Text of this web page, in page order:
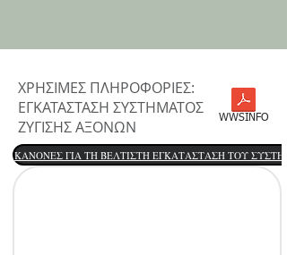
ΧΡΗΣΙΜΕΣ ΠΛΗΡΟΦΟΡΙΕΣ:
ΕΓΚΑΤΑΣΤΑΣΗ ΣΥΣΤΗΜΑΤΟΣ
ΖΥΓΙΣΗΣ ΑΞΟΝΩΝ
WWSINFO
ΚΑΝΟΝΕΣ ΓΙΑ ΤΗ ΒΕΛΤΙΣΤΗ ΕΓΚΑΤΑΣΤΑΣΗ ΤΟΥ